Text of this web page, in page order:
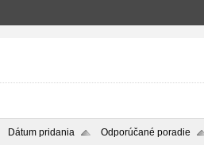
Dátum pridania Odporúčané poradie